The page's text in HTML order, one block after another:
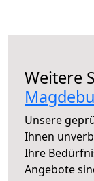
Weitere
Unsere
Ihnen
Ihre
Angebote